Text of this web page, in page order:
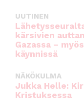
UUTINEN
kärsivien
Gazassa –
käynnissä
NÄKÖKULMA
Jukka Helle:
Kristuksessa